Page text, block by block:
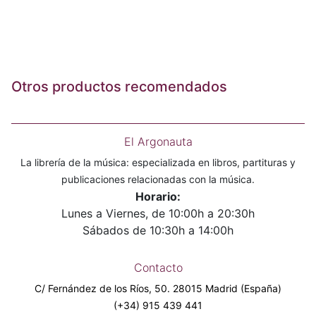
Otros productos recomendados
El Argonauta
La librería de la música: especializada en libros, partituras y
publicaciones relacionadas con la música.
Horario:
Lunes a Viernes, de 10:00h a 20:30h
Sábados de 10:30h a 14:00h
Contacto
C/ Fernández de los Ríos, 50. 28015 Madrid (España)
(+34) 915 439 441